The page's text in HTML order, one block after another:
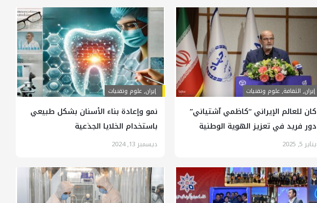
إيران, الثقافة,علوم وتقنيات
كان للعالم الإيراني “كاظمي آشتياني”
دور فريد في تعزيز الهوية الوطنية
يناير 5, 2025
إيران,علوم وتقنيات
نمو وإعادة بناء الأسنان بشكل طبيعي
باستخدام الخلايا الجذعية
ديسمبر 13, 2024